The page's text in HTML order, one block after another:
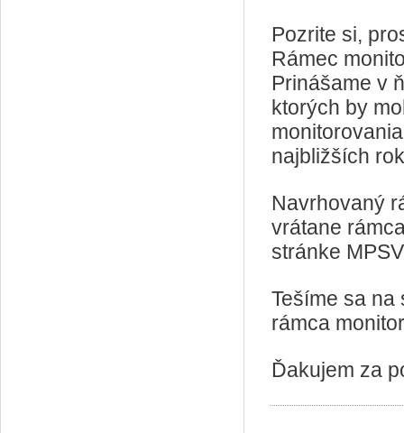
Pozrite si,
Rámec
Prinášame v
ktorých by
najbližších
Navrhovaný
vrátane
stránke
Tešíme sa na
rámca
Ďakujem za